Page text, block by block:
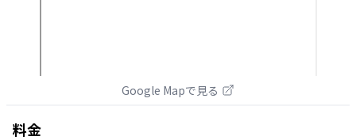
Google Mapで見る
料金